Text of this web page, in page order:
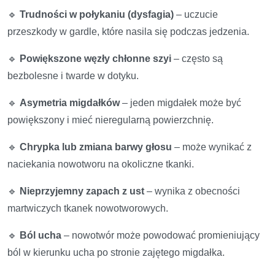
🔹 Trudności w połykaniu (dysfagia) – uczucie
przeszkody w gardle, które nasila się podczas jedzenia.
🔹 Powiększone węzły chłonne szyi – często są
bezbolesne i twarde w dotyku.
🔹 Asymetria migdałków– jeden migdałek może być
powiększony i mieć nieregularną powierzchnię.
🔹 Chrypka lub zmiana barwy głosu – może wynikać z
naciekania nowotworu na okoliczne tkanki.
🔹 Nieprzyjemny zapach z ust – wynika z obecności
martwiczych tkanek nowotworowych.
🔹 Ból ucha – nowotwór może powodować promieniujący
ból w kierunku ucha po stronie zajętego migdałka.